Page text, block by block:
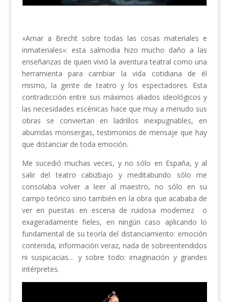
«Amar a Brecht sobre todas las cosas materiales e
inmateriales»: esta salmodia hizo mucho daño a las
enseñanzas de quien vivió la aventura teatral como una
herramienta para cambiar la vida cotidiana de él
mismo, la gente de teatro y los espectadores. Esta
contradicción entre sus máximos aliados ideológicos y
las necesidades escénicas hace que muy a menudo sus
obras se conviertan en ladrillos inexpugnables, en
aburridas monsergas, testimonios de mensaje que hay
que distanciar de toda emoción.
Me sucedió muchas veces, y no sólo en España, y al
salir del teatro cabizbajo y meditabundo sólo me
consolaba volver a leer al maestro, no sólo en su
campo teórico sino también en la obra que acababa de
ver en puestas en escena de ruidosa modernez o
exageradamente fieles, en ningún caso aplicando lo
fundamental de su teoría del distanciamiento: emoción
contenida, información veraz, nada de sobreentendidos
ni suspicacias… y sobre todo: imaginación y grandes
intérpretes.